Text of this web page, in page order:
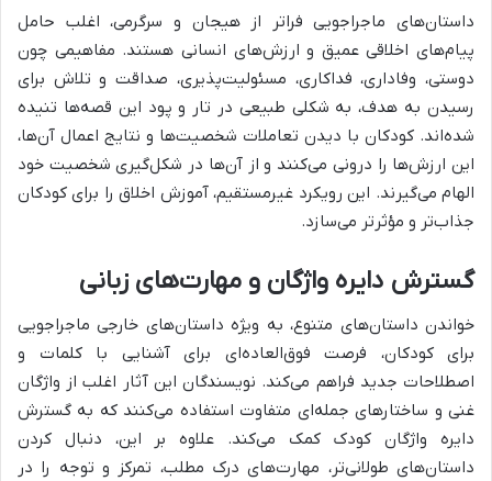
داستان‌های ماجراجویی فراتر از هیجان و سرگرمی، اغلب حامل
پیام‌های اخلاقی عمیق و ارزش‌های انسانی هستند. مفاهیمی چون
دوستی، وفاداری، فداکاری، مسئولیت‌پذیری، صداقت و تلاش برای
رسیدن به هدف، به شکلی طبیعی در تار و پود این قصه‌ها تنیده
شده‌اند. کودکان با دیدن تعاملات شخصیت‌ها و نتایج اعمال آن‌ها،
این ارزش‌ها را درونی می‌کنند و از آن‌ها در شکل‌گیری شخصیت خود
الهام می‌گیرند. این رویکرد غیرمستقیم، آموزش اخلاق را برای کودکان
جذاب‌تر و مؤثرتر می‌سازد.
گسترش دایره واژگان و مهارت‌های زبانی
خواندن داستان‌های متنوع، به ویژه داستان‌های خارجی ماجراجویی
برای کودکان، فرصت فوق‌العاده‌ای برای آشنایی با کلمات و
اصطلاحات جدید فراهم می‌کند. نویسندگان این آثار اغلب از واژگان
غنی و ساختارهای جمله‌ای متفاوت استفاده می‌کنند که به گسترش
دایره واژگان کودک کمک می‌کند. علاوه بر این، دنبال کردن
داستان‌های طولانی‌تر، مهارت‌های درک مطلب، تمرکز و توجه را در